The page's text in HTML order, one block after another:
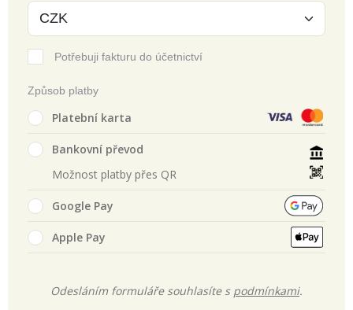
Potřebuji fakturu do účetnictví
Způsob platby
Platební karta
Bankovní převod
Možnost platby přes QR
Google Pay
Apple Pay
Odesláním formuláře souhlasíte s podmínkami.